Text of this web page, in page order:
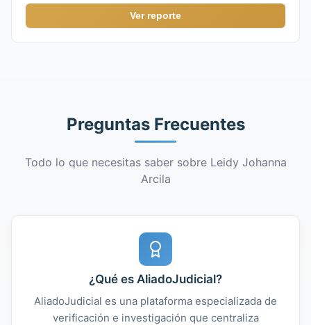
Ver reporte
Preguntas Frecuentes
Todo lo que necesitas saber sobre Leidy Johanna
Arcila
¿Qué es AliadoJudicial?
AliadoJudicial es una plataforma especializada de
verificación e investigación que centraliza